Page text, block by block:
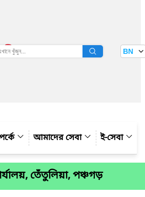
তথ্য বাতায়ন BN
আমাদের সেবা ই-সেবা
তেঁতুলিয়া, পঞ্চগড়